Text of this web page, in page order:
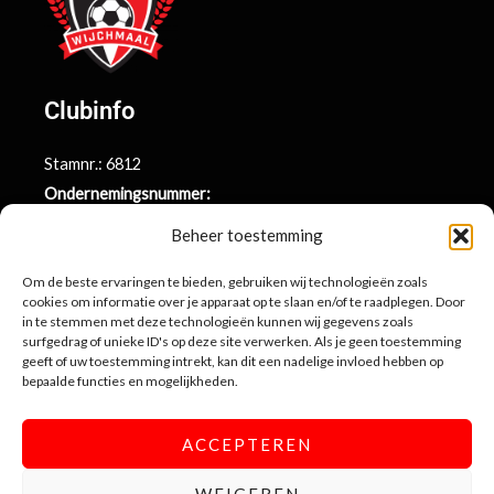
Beheer toestemming
Om de beste ervaringen te bieden, gebruiken wij technologieën zoals
cookies om informatie over je apparaat op te slaan en/of te raadplegen. Door
in te stemmen met deze technologieën kunnen wij gegevens zoals
surfgedrag of unieke ID's op deze site verwerken. Als je geen toestemming
geeft of uw toestemming intrekt, kan dit een nadelige invloed hebben op
bepaalde functies en mogelijkheden.
ACCEPTEREN
Clubinfo
Stamnr.: 6812
Ondernemingsnummer:
BE71 9731 6439 9169
Contactinformatie